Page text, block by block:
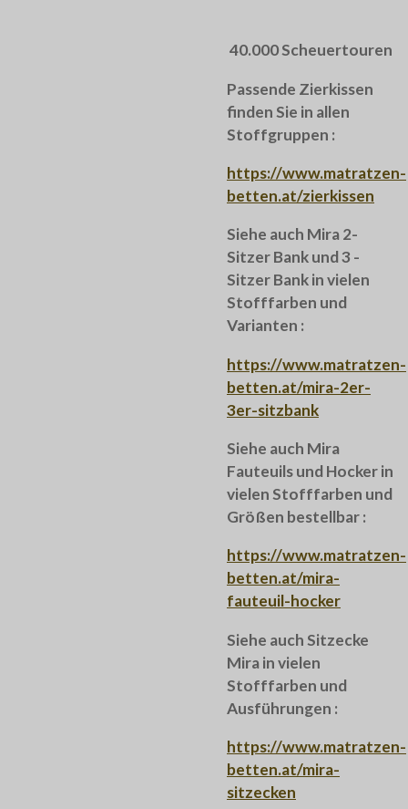
40.000 Scheuertouren
Passende Zierkissen
finden Sie in allen
Stoffgruppen :
https://www.matratzen-
betten.at/zierkissen
Siehe auch Mira 2-
Sitzer Bank und 3 -
Sitzer Bank in vielen
Stofffarben und
Varianten :
https://www.matratzen-
betten.at/mira-2er-
3er-sitzbank
Siehe auch Mira
Fauteuils und Hocker in
vielen Stofffarben und
Größen bestellbar :
https://www.matratzen-
betten.at/mira-
fauteuil-hocker
Siehe auch Sitzecke
Mira in vielen
Stofffarben und
Ausführungen :
https://www.matratzen-
betten.at/mira-
sitzecken